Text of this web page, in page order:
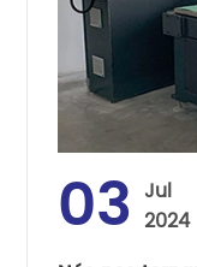
03 Jul
2024